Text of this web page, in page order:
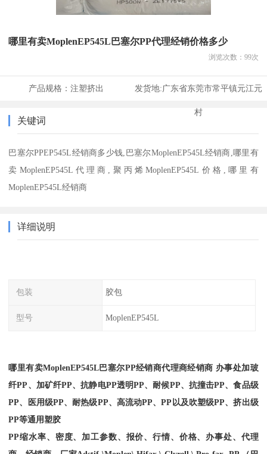
哪里有卖MoplenEP545L巴塞尔PP代理经销价格多少
浏览次数： 99次
产品规格： 注塑挤出 发货地:广东省东莞市常平镇元江元
村
关键词
巴塞尔PPEP545L经销商多少钱,巴塞尔MoplenEP545L经销商,哪里有
卖MoplenEP545L代理商,聚丙烯MoplenEP545L价格,哪里有
MoplenEP545L经销商
详细说明
包装 胶包
型号 MoplenEP545L
哪里有卖MoplenEP545L巴塞尔PP经销商代理商经销商 办事处加玻
纤PP、加矿纤PP、抗静电PP透明PP、耐候PP、抗撞击PP、食品级
PP、医用级PP、耐热级PP、高流动PP、PP以及吹塑级PP、挤出级
PP等通用塑胶
PP缩水率、密度、加工参数、报价、行情、价格、办事处、代理